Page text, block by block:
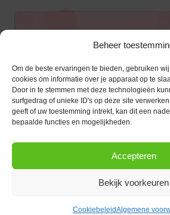
Beheer
Om de beste ervaringen te bieden, gebruiken
cookies om informatie over je apparaat op te
Door in te stemmen met deze technologieën
surfgedrag of unieke ID's op deze site
geeft of uw toestemming intrekt, kan dit een
bepaalde functies en mogelijkheden.
Accepteren
Bekijk voorkeuren
CookiebeleidAlgemene
Gratis cadeau verpakking
KLANTENSERVICE
Klantenservice
Betaalmogelijkheden
OPENINGSTIJDEN
13:00 - 17:30
Ontvang €10,-
Schrijf je in voor de nieuwsbrief
kortingscode van €10,- op je
E-mailadres*